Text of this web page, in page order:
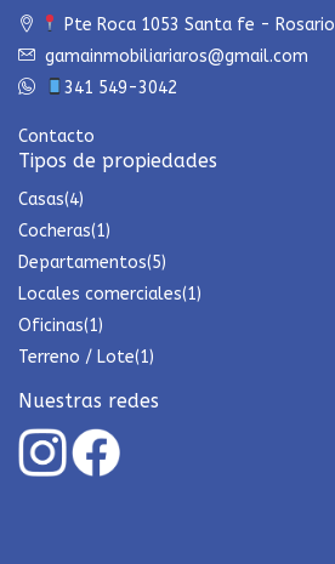
Pte Roca 1053 Santa fe - Rosario
gamainmobiliariaros@gmail.com
341 549-3042
Contacto
Tipos de propiedades
Casas(4)
Cocheras(1)
Departamentos(5)
Locales comerciales(1)
Oficinas(1)
Terreno / Lote(1)
Nuestras redes